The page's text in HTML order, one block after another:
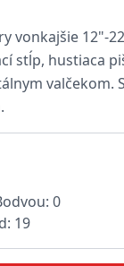
vonkajšie 12"-
stĺp, hustiaca
valčekom.
0
19